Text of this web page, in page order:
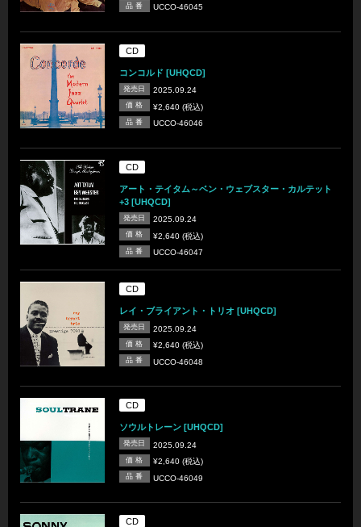
品 番 UCCO-46045
CD
コンコルド [UHQCD]
発売日 2025.09.24
価 格 ¥2,640 (税込)
品 番 UCCO-46046
CD
アート・テイタム～ベン・ウェブスター・カルテット
+3 [UHQCD]
発売日 2025.09.24
価 格 ¥2,640 (税込)
品 番 UCCO-46047
CD
レイ・ブライアント・トリオ [UHQCD]
発売日 2025.09.24
価 格 ¥2,640 (税込)
品 番 UCCO-46048
CD
ソウルトレーン [UHQCD]
発売日 2025.09.24
価 格 ¥2,640 (税込)
品 番 UCCO-46049
CD